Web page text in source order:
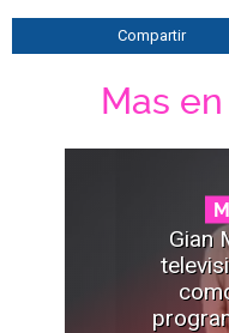
Compartir
Mas
Gian